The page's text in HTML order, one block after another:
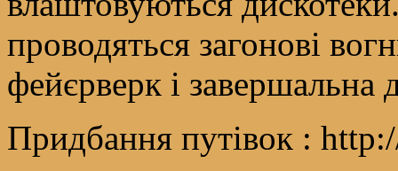
проводяться загонові
фейєрверк і завершальна
Придбання путівок :